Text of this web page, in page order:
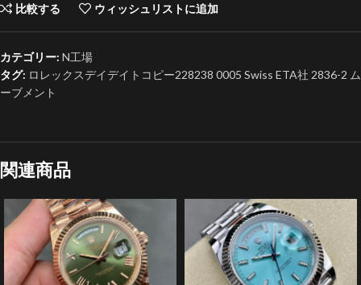
比較する ウィッシュリストに追加
カテゴリー: N工場
タグ: ロレックスデイデイトコピー228238 0005 Swiss ETA社 2836-2 ム
ーブメント
関連商品